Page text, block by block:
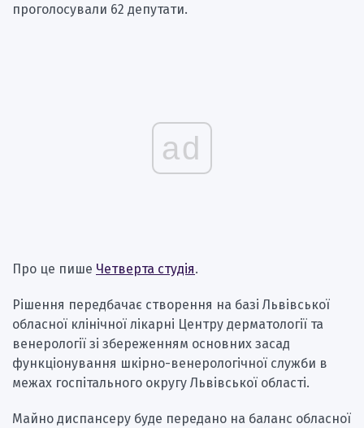
проголосували 62 депутати.
ad
Про це пише Четверта студія.
Рішення передбачає створення на базі Львівської
обласної клінічної лікарні Центру дерматології та
венерології зі збереженням основних засад
функціонування шкірно-венерологічної служби в
межах госпітального округу Львівської області.
Майно диспансеру буде передано на баланс обласної